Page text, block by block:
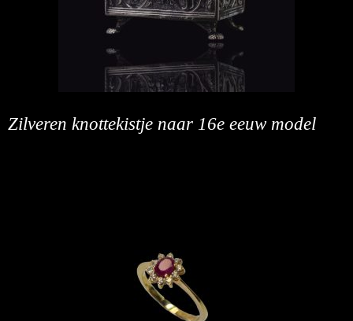
Zilveren knottekistje naar 16e eeuw model